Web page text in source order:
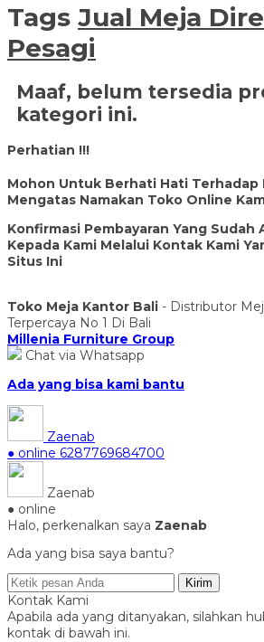
Tags Jual Meja
Pesagi
Maaf, belum tersedia
kategori ini.
Perhatian !!!
Mohon Untuk Berhati Hati Terhadap
Mengatas Namakan Toko Online
Konfirmasi Pembayaran Yang Sudah
Kepada Kami Melalui Kontak Kami
Situs Ini
Toko Meja Kantor Bali - Distributor
Terpercaya No 1 Di Bali
Millenia Furniture Group
Chat via Whatsapp
Ada yang bisa kami bantu
Zaenab
● online 6287769684700
Zaenab
● online
Halo, perkenalkan saya Zaenab
Ada yang bisa saya bantu?
Kirim
Kontak Kami
Apabila ada yang ditanyakan, silahkan
kontak di bawah ini.